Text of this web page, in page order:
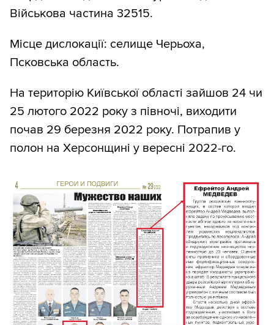
Військова частина 32515.
Місце дислокації: селище Черьоха,
Псковська область.
На територію Київської області зайшов 24 чи
25 лютого 2022 року з півночі, виходити
почав 29 березня 2022 року. Потрапив у
полон на Херсонщині у вересні 2022-го.